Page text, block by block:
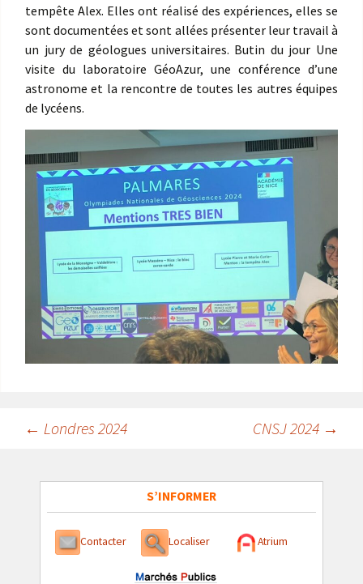
tempête Alex. Elles ont réalisé des expériences, elles se
sont documentées et sont allées présenter leur travail à
un jury de géologues universitaires. Butin du jour Une
visite du laboratoire GéoAzur, une conférence d’une
astronome et la rencontre de toutes les autres équipes
de lycéens.
Navigation
articles
← Londres 2024 CNSJ 2024 →
S’INFORMER
Contacter Localiser Atrium